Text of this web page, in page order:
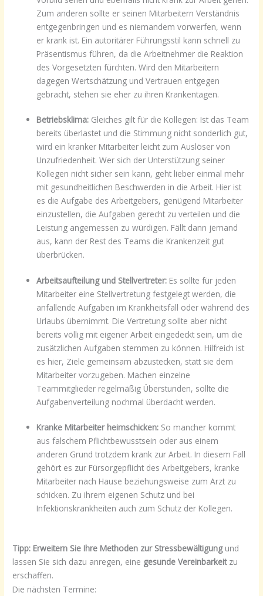
Zum anderen sollte er seinen Mitarbeitern Verständnis
entgegenbringen und es niemandem vorwerfen, wenn
er krank ist. Ein autoritärer Führungsstil kann schnell zu
Präsentismus führen, da die Arbeitnehmer die Reaktion
des Vorgesetzten fürchten. Wird den Mitarbeitern
dagegen Wertschätzung und Vertrauen entgegen
gebracht, stehen sie eher zu ihren Krankentagen.
Betriebsklima: Gleiches gilt für die Kollegen: Ist das Team
bereits überlastet und die Stimmung nicht sonderlich gut,
wird ein kranker Mitarbeiter leicht zum Auslöser von
Unzufriedenheit. Wer sich der Unterstützung seiner
Kollegen nicht sicher sein kann, geht lieber einmal mehr
mit gesundheitlichen Beschwerden in die Arbeit. Hier ist
es die Aufgabe des Arbeitgebers, genügend Mitarbeiter
einzustellen, die Aufgaben gerecht zu verteilen und die
Leistung angemessen zu würdigen. Fällt dann jemand
aus, kann der Rest des Teams die Krankenzeit gut
überbrücken.
Arbeitsaufteilung und Stellvertreter: Es sollte für jeden
Mitarbeiter eine Stellvertretung festgelegt werden, die
anfallende Aufgaben im Krankheitsfall oder während des
Urlaubs übernimmt. Die Vertretung sollte aber nicht
bereits völlig mit eigener Arbeit eingedeckt sein, um die
zusätzlichen Aufgaben stemmen zu können. Hilfreich ist
es hier, Ziele gemeinsam abzustecken, statt sie dem
Mitarbeiter vorzugeben. Machen einzelne
Teammitglieder regelmäßig Überstunden, sollte die
Aufgabenverteilung nochmal überdacht werden.
Kranke Mitarbeiter heimschicken: So mancher kommt
aus falschem Pflichtbewusstsein oder aus einem
anderen Grund trotzdem krank zur Arbeit. In diesem Fall
gehört es zur Fürsorgepflicht des Arbeitgebers, kranke
Mitarbeiter nach Hause beziehungsweise zum Arzt zu
schicken. Zu ihrem eigenen Schutz und bei
Infektionskrankheiten auch zum Schutz der Kollegen.
Tipp: Erweitern Sie Ihre Methoden zur Stressbewältigungund
lassen Sie sich dazu anregen, eine gesunde Vereinbarkeitzu
erschaffen.
Die nächsten Termine: